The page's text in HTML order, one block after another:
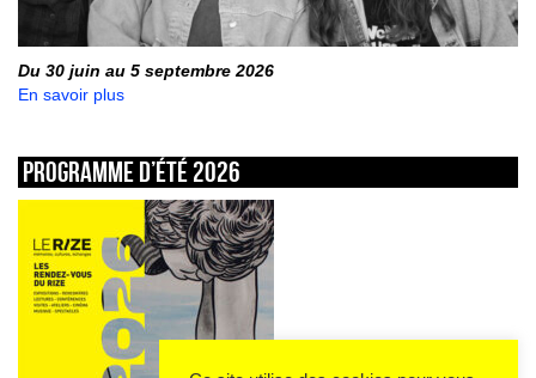
Du 30 juin au 5 septembre 2026
En savoir plus
Programme d’été 2026